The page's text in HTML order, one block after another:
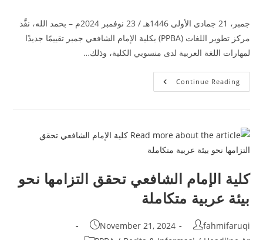
جمبر، 21 جمادى الأولى 1446هـ / 23 نوفمبر 2024م – بحمد الله، نفَّذ
مركز تطوير اللغات (PPBA) بكلية الإمام الشافعي جمبر تقييمًا جديدًا
لمهارات اللغة العربية لدى منسوبي الكلية، وذلك…
Continue Readingتقييم
برنامج
الكفاءة
وتحقيق
كلية
عربية
كلية الإمام الشافعي تحقق التزامها نحو
بيئة عربية متكاملة
Post
author:
fahmifaruqi
Post
published:
November 21, 2024